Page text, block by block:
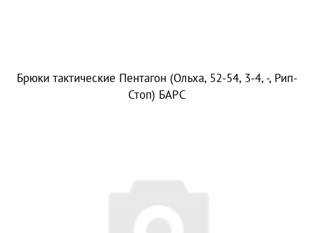
Брюки тактические Пентагон (Ольха, 52-54, 3-4, -, Рип-
Стоп) БАРС